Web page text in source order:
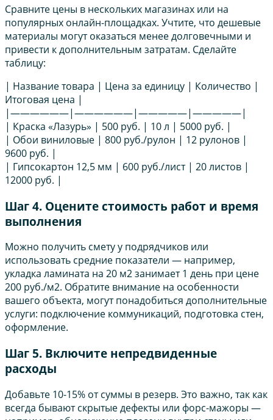
Сравните цены в нескольких магазинах или на
популярных онлайн-площадках. Учтите, что дешевые
материалы могут оказаться менее долговечными и
привести к дополнительным затратам. Сделайте
таблицу:
| Название товара | Цена за единицу | Количество |
Итоговая цена |
|——————|——————|—————|—————|
| Краска «Лазурь» | 500 руб. | 10 л | 5000 руб. |
| Обои виниловые | 800 руб./рулон | 12 рулонов |
9600 руб. |
| Гипсокартон 12,5 мм | 600 руб./лист | 20 листов |
12000 руб. |
Шаг 4. Оцените стоимость работ и время
выполнения
Можно получить смету у подрядчиков или
использовать средние показатели — например,
укладка ламината на 20 м2 занимает 1 день при цене
200 руб./м2. Обратите внимание на особенности
вашего объекта, могут понадобиться дополнительные
услуги: подключение коммуникаций, подготовка стен,
оформление.
Шаг 5. Включите непредвиденные
расходы
Добавьте 10-15% от суммы в резерв. Это важно, так как
всегда бывают скрытые дефекты или форс-мажоры —